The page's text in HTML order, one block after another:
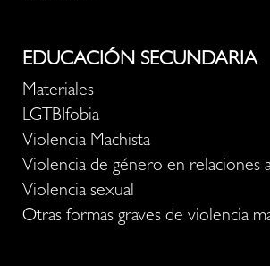
EDUCACIÓN SECUNDARIA
Materiales
LGTBIfobia
Violencia Machista
Violencia de género en relaciones
Violencia sexual
Otras formas graves de violencia